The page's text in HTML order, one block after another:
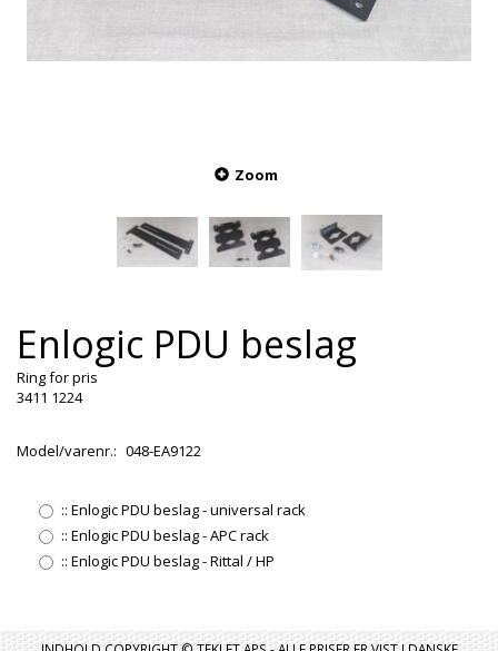
Zoom
Enlogic PDU beslag
Ring for pris
3411 1224
Model/varenr.: 048-EA9122
:: Enlogic PDU beslag - universal rack
:: Enlogic PDU beslag - APC rack
:: Enlogic PDU beslag - Rittal / HP